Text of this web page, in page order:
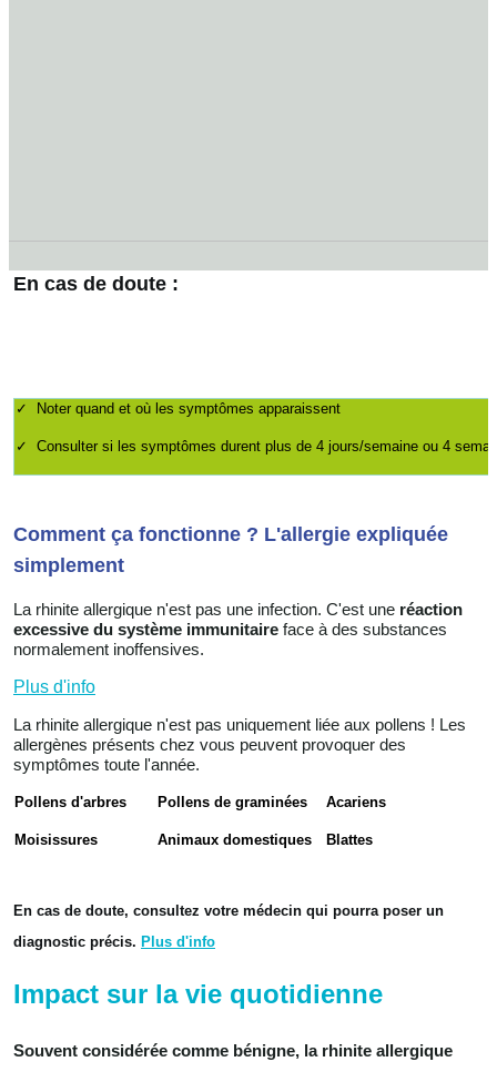
En cas de doute :
✓ Noter quand et où les symptômes apparaissent
✓ Consulter si les symptômes durent plus de 4 jours/semaine ou 4
Comment ça fonctionne ? L'allergie expliquée
simplement
La rhinite allergique n'est pas une infection. C'est une réaction
excessive du système immunitaire face à des substances
normalement inoffensives.
Plus d'info
La rhinite allergique n'est pas uniquement liée aux pollens ! Les
allergènes présents chez vous peuvent provoquer des
symptômes toute l'année.
Pollens d'arbres Pollens de graminées Acariens
Moisissures Animaux domestiques Blattes
En cas de doute, consultez votre médecin qui pourra poser un
diagnostic précis. Plus d'info
Impact sur la vie quotidienne
Souvent considérée comme bénigne, la rhinite allergique